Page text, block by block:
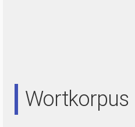
Wortkorpus